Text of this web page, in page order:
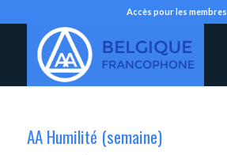
Accès pour les membres
AA Humilité (semaine)